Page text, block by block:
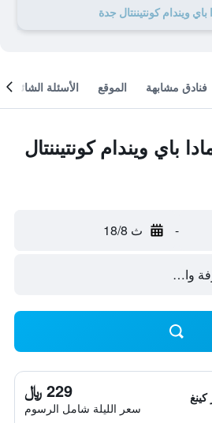
فنادق مشابهة الموقع الأسئلة الشائعة
باي ويندام كونتيننتال
- ث 18/8
229 ﷼
سعر الليلة شامل الرسوم